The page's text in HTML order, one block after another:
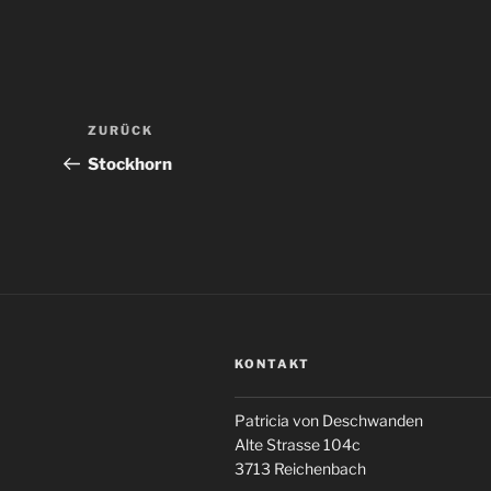
Beitragsnavigation
Vorheriger
Beitrag
ZURÜCK
Stockhorn
KONTAKT
Patricia von Deschwanden
Alte Strasse 104c
3713 Reichenbach